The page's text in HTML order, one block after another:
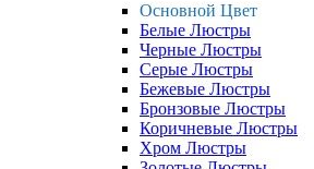
Основной Цвет
Белые Люстры
Черные Люстры
Серые Люстры
Бежевые Люстры
Бронзовые Люстры
Коричневые Люстры
Хром Люстры